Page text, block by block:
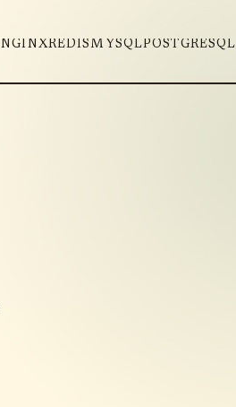
NGINXREDISMYSQLPOSTGRESQL